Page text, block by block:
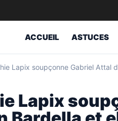
ACCUEIL ASTUCES
Lapix soupçonne Gabriel Attal
Lapix